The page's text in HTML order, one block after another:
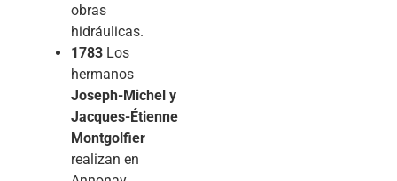
obras
hidráulicas.
1783 Los
hermanos
Joseph-Michel y
Jacques-Étienne
Montgolfier
realizan en